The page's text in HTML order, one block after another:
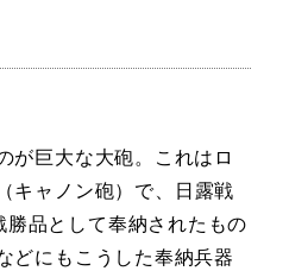
が巨大な大砲。これはロ
キャノン砲）で、日露戦
品として奉納されたもの
どにもこうした奉納兵器